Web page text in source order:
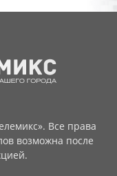
Все права
возможна после